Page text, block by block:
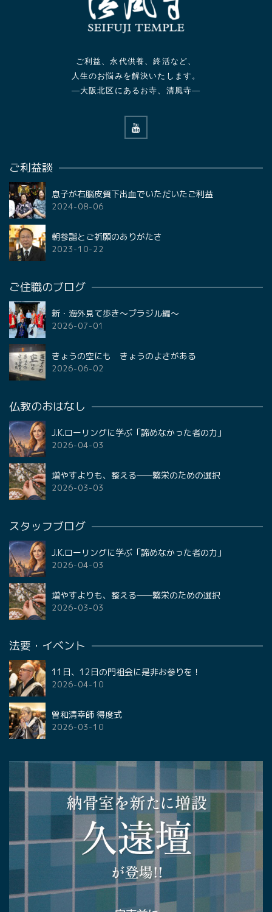
ご利益、永代供養、終活など、
人生のお悩みを解決いたします。
—大阪北区にあるお寺、清風寺—
ご利益談
息子が右脳皮質下出血でいただいたご利益
2024-08-06
朝参詣とご祈願のありがたさ
2023-10-22
ご住職のブログ
新・海外見て歩き〜ブラジル編〜
2026-07-01
きょうの空にも きょうのよさがある
2026-06-02
仏教のおはなし
J.K.ローリングに学ぶ「諦めなかった者の力」
2026-04-03
増やすよりも、整える——繁栄のための選択
2026-03-03
スタッフブログ
J.K.ローリングに学ぶ「諦めなかった者の力」
2026-04-03
増やすよりも、整える——繁栄のための選択
2026-03-03
法要・イベント
11日、12日の門祖会に是非お参りを！
2026-04-10
曽和清幸師 得度式
2026-03-10